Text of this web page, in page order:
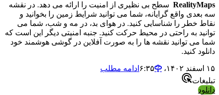
RealityMaps سطح بی نظیری از امنیت را ارائه می دهد. در نقشه
سه بعدی واقع گرایانه، شما می توانید شرایط زمین را بخوانید و
نقاط خطر را شناسایی کنید. در هوای بد، در مه و شب، شما می
توانید به راحتی در محیط حرکت کنید. جنبه امنیتی دیگر این است که
شما می توانید نقشه ها را به صورت آفلاین در گوشی هوشمند خود
دانلود کنید.
۱۵ اسفند ۱۴۰۲،‏ ۶:۳۵
ادامه مطلب
تبلیغات
دانلود